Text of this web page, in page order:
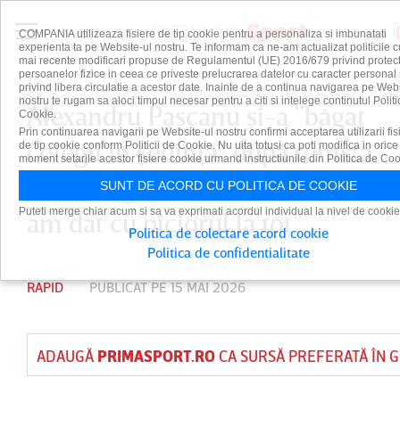
Alexandru Paşcanu şi-a ”băgat
colegii în şedinţă” după remiza
cu FC Argeş: ”În ultima lună
am dat cu piciorul la tot”
RAPID PUBLICAT PE 15 MAI 2026
ADAUGĂ PRIMASPORT.ROCA SURSĂ PREFERATĂ ÎN
COMPANIA utilizeaza fisiere de tip cookie pentru a personaliza si imbunatati
experienta ta pe Website-ul nostru. Te informam ca ne-am actualizat politicile
mai recente modificari propuse de Regulamentul (UE) 2016/679 privind
persoanelor fizice in ceea ce priveste prelucrarea datelor cu caracter personal
privind libera circulatie a acestor date. Inainte de a continua navigarea pe
nostru te rugam sa aloci timpul necesar pentru a citi si intelege continutul
Cookie.
Prin continuarea navigarii pe Website-ul nostru confirmi acceptarea utilizarii
de tip cookie conform Politicii de Cookie. Nu uita totusi ca poti modifica in orice
moment setarile acestor fisiere cookie urmand instructiunile din Politica de
SUNT DE ACORD CU POLITICA DE COOKIE
Puteti merge chiar acum si sa va exprimati acordul individual la nivel de
Politica de colectare acord cookie
Politica de confidentialitate